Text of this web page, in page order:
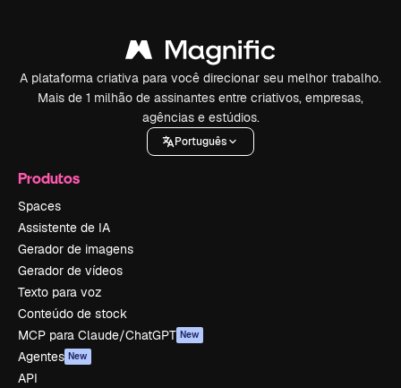
A plataforma criativa para você direcionar seu melhor trabalho.
Mais de 1 milhão de assinantes entre criativos, empresas,
agências e estúdios.
Português
Produtos
Spaces
Assistente de IA
Gerador de imagens
Gerador de vídeos
Texto para voz
Conteúdo de stock
MCP para Claude/ChatGPT New
Agentes New
API